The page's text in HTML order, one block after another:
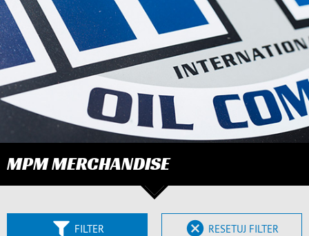
MPM MERCHANDISE
FILTER RESETUJ FILTER